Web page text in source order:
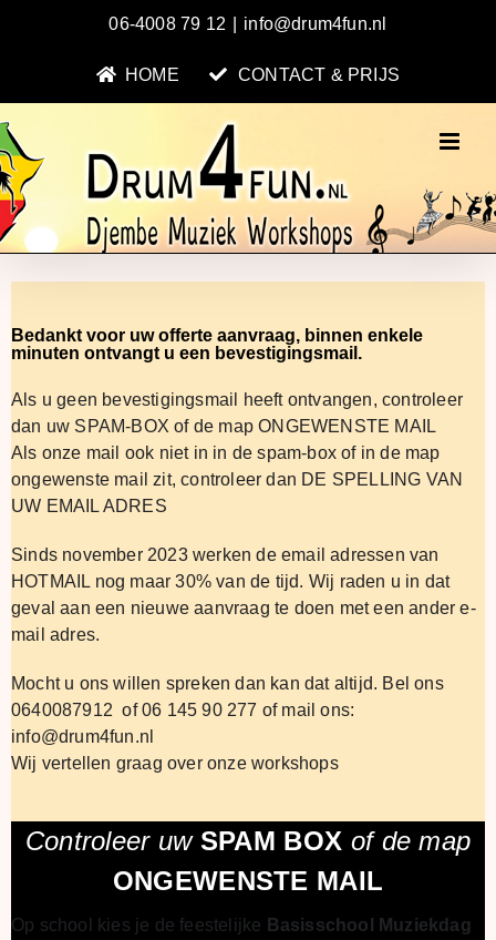
06-4008 79 12 info@drum4fun.nl
HOME CONTACT & PRIJS
Bedankt voor uw offerte aanvraag, binnen enkele
minuten ontvangt u een bevestigingsmail.
Als u geen bevestigingsmail heeft ontvangen, controleer
dan uw SPAM-BOX of de map ONGEWENSTE MAIL
Als onze mail ook niet in in de spam-box of in de map
ongewenste mail zit, controleer dan DE SPELLING VAN
UW EMAIL ADRES
Sinds november 2023 werken de email adressen van
HOTMAIL nog maar 30% van de tijd. Wij raden u in dat
geval aan een nieuwe aanvraag te doen met een ander e-
mail adres.
Mocht u ons willen spreken dan kan dat altijd. Bel ons
0640087912 of 06 145 90 277 of mail ons:
info@drum4fun.nl
Wij vertellen graag over onze workshops
Controleer uw SPAM BOX of de map
ONGEWENSTE MAIL
Op school kies je de feestelijke Basisschool Muziekdag